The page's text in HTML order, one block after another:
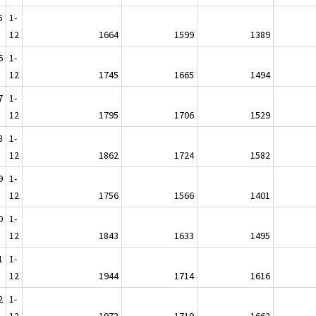
1-
12
1664 1599
1389
1-
12
1745 1665
1494
1-
12
1795 1706
1529
1-
12
1862 1724
1582
1-
12
1756 1566
1401
1-
12
1843 1633
1495
1-
12
1944 1714
1616
1-